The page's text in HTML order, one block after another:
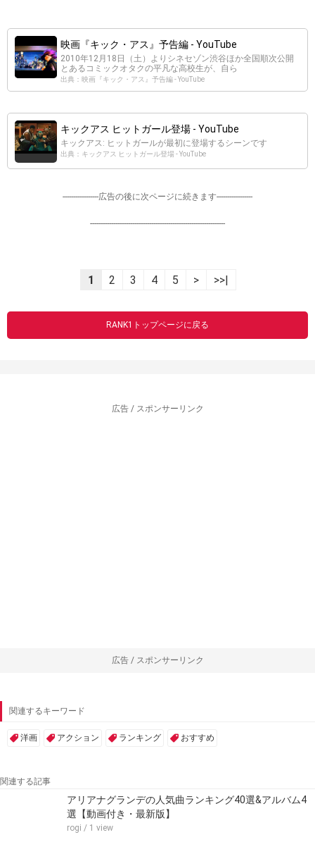
映画『キック・アス』予告編 - YouTube
2010年12月18日（土）よりシネセゾン渋谷ほか全国順次公開
とあるコミックオタクの平凡な高校生が、自ら
出典：映画『キック・アス』予告編 - YouTube
キックアス ヒットガール登場 - YouTube
キックアス: ヒットガールが最初に登場するシーンです
出典：キックアス ヒットガール登場 - YouTube
-----------------広告の後に次ページに続きます-----------------
----------------------------------------------------------------
1 2 3 4 5 > >>|
RANK1トップページに戻る
広告 / スポンサーリンク
広告 / スポンサーリンク
関連するキーワード
洋画 アクション ランキング おすすめ
関連する記事
アリアナグランデの人気曲ランキング40選&アルバム4
選【動画付き・最新版】
rogi / 1 view